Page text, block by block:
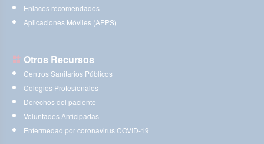
Enlaces recomendados
Aplicaciones Móviles (APPS)
Otros Recursos
Centros Sanitarios Públicos
Colegios Profesionales
Derechos del paciente
Voluntades Anticipadas
Enfermedad por coronavirus COVID-19